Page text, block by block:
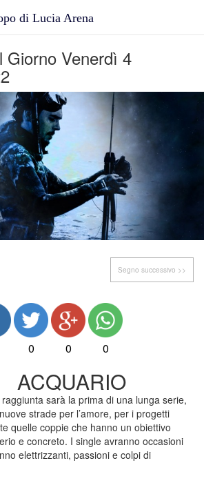
di Lucia Arena
Giorno Venerdì 4
Segno successivo >>
0 0 0
ACQUARIO
sarà la prima di una lunga serie,
strade per l’amore, per i progetti
quelle coppie che hanno un obiettivo
e concreto. I single avranno occasioni
elettrizzanti, passioni e colpi di